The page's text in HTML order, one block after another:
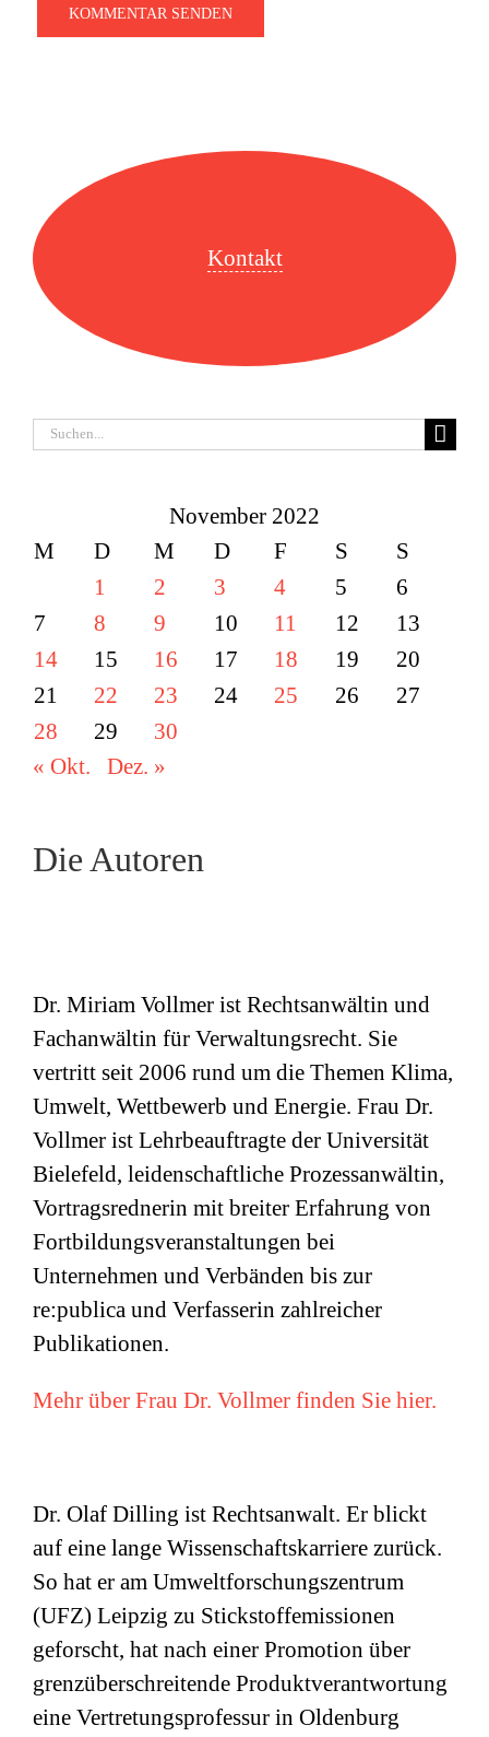
Kontakt
Suche
November 2022
M
D M D F S
S
1
2 3 4 5
6
7
8 9 10 11 12
13
14
15 16 17 18 19
20
21
22 23 24 25 26
27
28
29
30
« Okt.
Dez. »
Die Autoren
Dr. Miriam Vollmer ist Rechtsanwältin und
Fachanwältin für Verwaltungsrecht. Sie
vertritt seit 2006 rund um die Themen Klima,
Umwelt, Wettbewerb und Energie. Frau Dr.
Vollmer ist Lehrbeauftragte der Universität
Bielefeld, leidenschaftliche Prozessanwältin,
Vortragsrednerin mit breiter Erfahrung von
Fortbildungsveranstaltungen bei
Unternehmen und Verbänden bis zur
re:publica und Verfasserin zahlreicher
Publikationen.
Mehr über Frau Dr. Vollmer finden Sie hier.
Dr. Olaf Dilling ist Rechtsanwalt. Er blickt
auf eine lange Wissenschaftskarriere zurück.
So hat er am Umweltforschungszentrum
(UFZ) Leipzig zu Stickstoffemissionen
geforscht, hat nach einer Promotion über
grenzüberschreitende Produktverantwortung
eine Vertretungsprofessur in Oldenburg